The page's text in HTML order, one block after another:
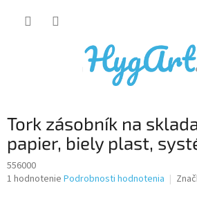
Tork zásobník na
papier, biely plast,
556000
Priemerné
1 hodnotenie Podrobnosti hodnotenia